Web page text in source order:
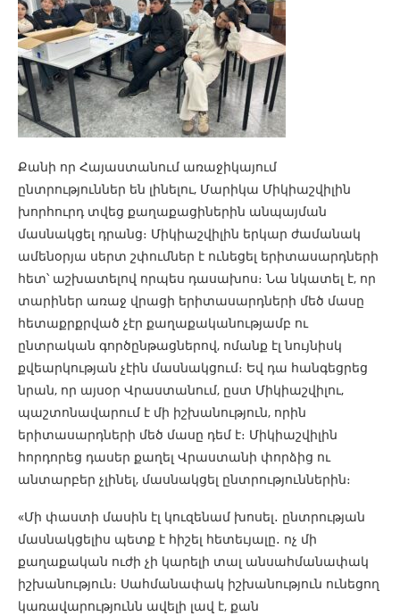
Քանի որ Հայաստանում առաջիկայում
ընտրություններ են լինելու, Մարիկա Միկիաշվիլին
խորհուրդ տվեց քաղաքացիներին անպայման
մասնակցել դրանց։ Միկիաշվիլին երկար ժամանակ
ամենօրյա սերտ շփումներ է ունեցել երիտասարդների
հետ՝ աշխատելով որպես դասախոս։ Նա նկատել է, որ
տարիներ առաջ վրացի երիտասարդների մեծ մասը
հետաքրքրված չէր քաղաքականությամբ ու
ընտրական գործընթացներով, ոմանք էլ նույնիսկ
քվեարկության չէին մասնակցում։ Եվ դա հանգեցրեց
նրան, որ այսօր Վրաստանում, ըստ Միկիաշվիլու,
պաշտոնավարում է մի իշխանություն, որին
երիտասարդների մեծ մասը դեմ է։ Միկիաշվիլին
հորդորեց դասեր քաղել Վրաստանի փորձից ու
անտարբեր չլինել, մասնակցել ընտրություններին։
«Մի փաստի մասին էլ կուզենամ խոսել․ ընտրության
մասնակցելիս պետք է հիշել հետեւյալը․ ոչ մի
քաղաքական ուժի չի կարելի տալ անսահմանափակ
իշխանություն։ Սահմանափակ իշխանություն ունեցող
կառավարությունն ավելի լավ է, քան